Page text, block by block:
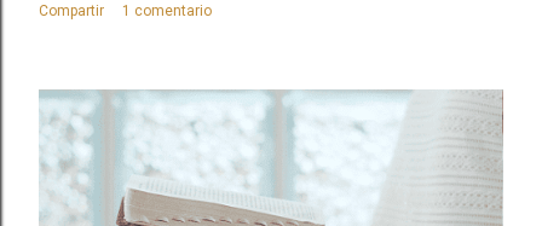
Compartir 1 comentario